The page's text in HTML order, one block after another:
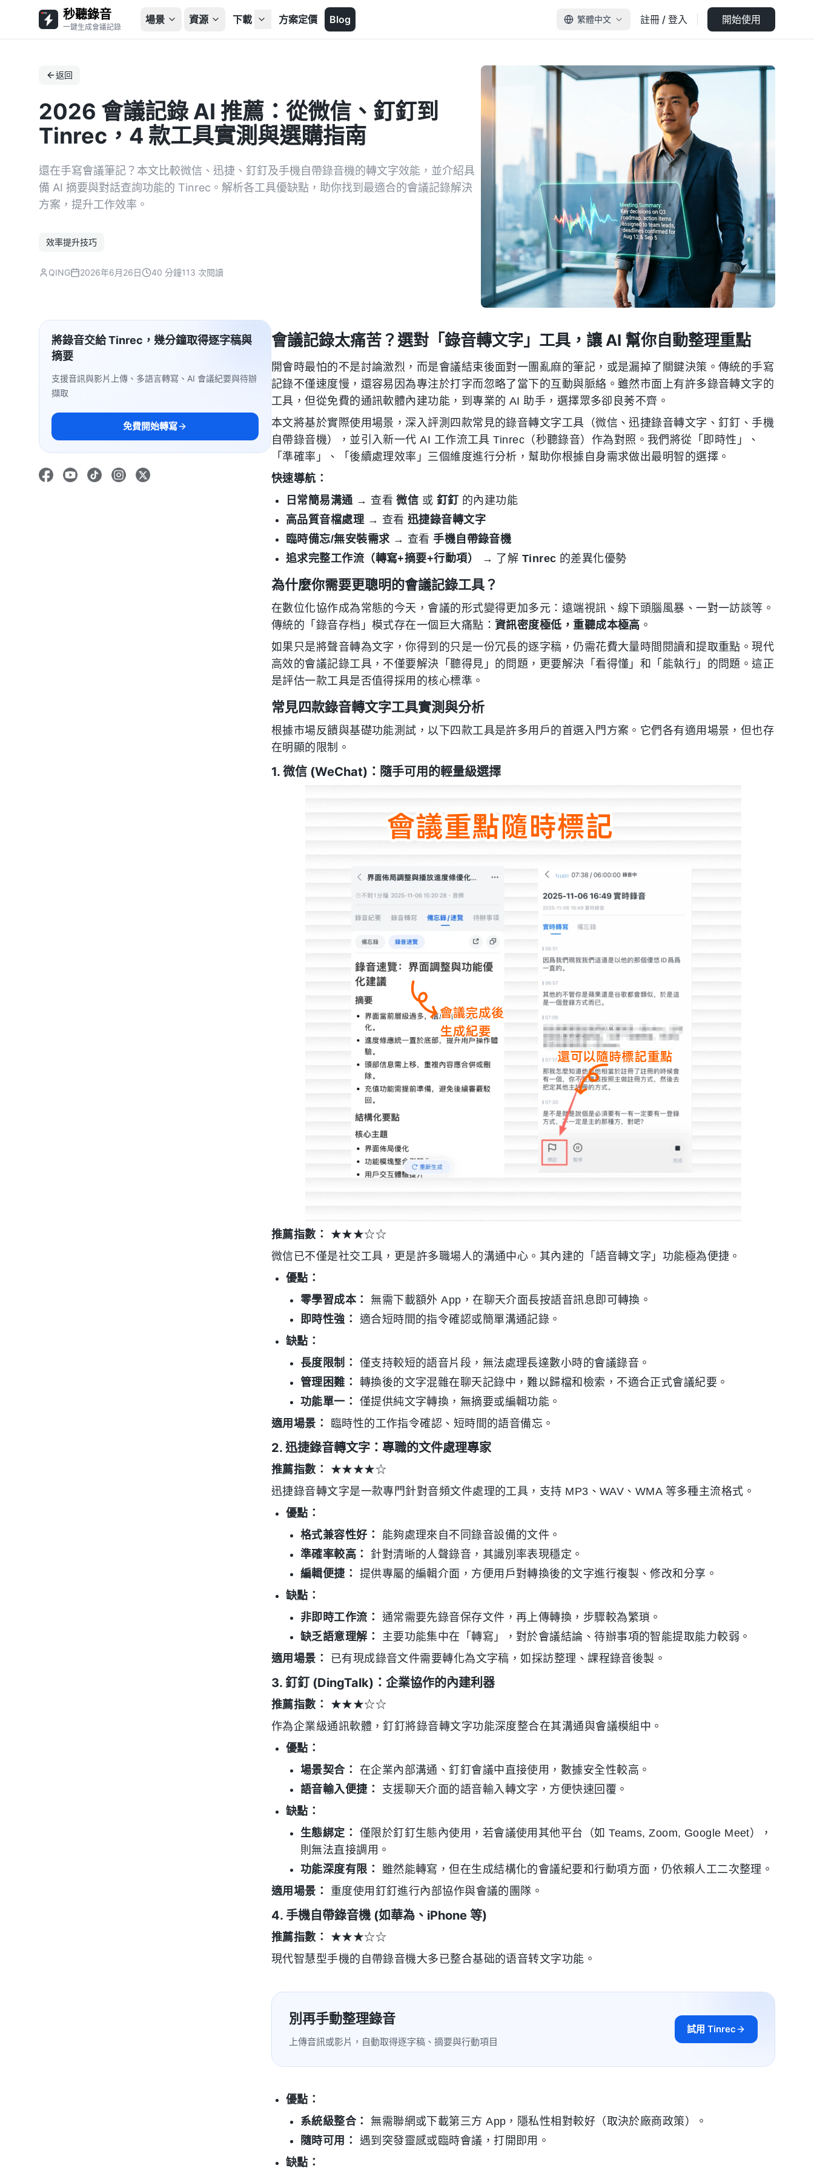
秒聽錄音
一鍵生成會議記錄
場景 資源 下載 方案定價 Blog 繁體中文 註冊 / 登入 開始使用
返回
2026 會議記錄 AI 推薦：從微信、釘釘到
Tinrec，4 款工具實測與選購指南
還在手寫會議筆記？本文比較微信、迅捷、釘釘及手機自帶錄音機的轉文字效能，並介紹具
備 AI 摘要與對話查詢功能的 Tinrec。解析各工具優缺點，助你找到最適合的會議記錄解決
方案，提升工作效率。
效率提升技巧
QING 2026年6月26日 40 分鐘113 次閱讀
將錄音交給 Tinrec，幾分鐘取得逐字稿與
摘要
支援音訊與影片上傳、多語言轉寫、AI 會議紀要與待辦
擷取
免費開始轉寫
會議記錄太痛苦？選對「錄音轉文字」工具，讓 AI 幫你自動整理重點
開會時最怕的不是討論激烈，而是會議結束後面對一團亂麻的筆記，或是漏掉了關鍵決策。傳統的手寫
記錄不僅速度慢，還容易因為專注於打字而忽略了當下的互動與脈絡。雖然市面上有許多錄音轉文字的
工具，但從免費的通訊軟體內建功能，到專業的 AI 助手，選擇眾多卻良莠不齊。
本文將基於實際使用場景，深入評測四款常見的錄音轉文字工具（微信、迅捷錄音轉文字、釘釘、手機
自帶錄音機），並引入新一代 AI 工作流工具 Tinrec（秒聽錄音）作為對照。我們將從「即時性」、
「準確率」、「後續處理效率」三個維度進行分析，幫助你根據自身需求做出最明智的選擇。
快速導航：
日常簡易溝通→ 查看微信 或 釘釘 的內建功能
高品質音檔處理→ 查看 迅捷錄音轉文字
臨時備忘/無安裝需求→ 查看手機自帶錄音機
追求完整工作流（轉寫+摘要+行動項）
→ 了解 Tinrec 的差異化優勢
為什麼你需要更聰明的會議記錄工具？
在數位化協作成為常態的今天，會議的形式變得更加多元：遠端視訊、線下頭腦風暴、一對一訪談等。
傳統的「錄音存档」模式存在一個巨大痛點：資訊密度極低，重聽成本極高 。
如果只是將聲音轉為文字，你得到的只是一份冗長的逐字稿，仍需花費大量時間閱讀和提取重點。現代
高效的會議記錄工具，不僅要解決「聽得見」的問題，更要解決「看得懂」和「能執行」的問題。這正
是評估一款工具是否值得採用的核心標準。
常見四款錄音轉文字工具實測與分析
根據市場反饋與基礎功能測試，以下四款工具是許多用戶的首選入門方案。它們各有適用場景，但也存
在明顯的限制。
1. 微信 (WeChat)：隨手可用的輕量級選擇
推薦指數：
★★★☆☆
微信已不僅是社交工具，更是許多職場人的溝通中心。其內建的「語音轉文字」功能極為便捷。
優點：
零學習成本：
無需下載額外 App，在聊天介面長按語音訊息即可轉換。
即時性強：
適合短時間的指令確認或簡單溝通記錄。
缺點：
長度限制：
僅支持較短的語音片段，無法處理長達數小時的會議錄音。
管理困難：
轉換後的文字混雜在聊天記錄中，難以歸檔和檢索，不適合正式會議紀要。
功能單一：
僅提供純文字轉換，無摘要或編輯功能。
適用場景：
臨時性的工作指令確認、短時間的語音備忘。
2. 迅捷錄音轉文字：專職的文件處理專家
推薦指數：
★★★★☆
迅捷錄音轉文字是一款專門針對音頻文件處理的工具，支持 MP3、WAV、WMA 等多種主流格式。
優點：
格式兼容性好：
能夠處理來自不同錄音設備的文件。
準確率較高：
針對清晰的人聲錄音，其識別率表現穩定。
編輯便捷：
提供專屬的編輯介面，方便用戶對轉換後的文字進行複製、修改和分享。
缺點：
非即時工作流：
通常需要先錄音保存文件，再上傳轉換，步驟較為繁瑣。
缺乏語意理解：
主要功能集中在「轉寫」，對於會議結論、待辦事項的智能提取能力較弱。
適用場景：
已有現成錄音文件需要轉化為文字稿，如採訪整理、課程錄音後製。
3. 釘釘 (DingTalk)：企業協作的內建利器
推薦指數：
★★★☆☆
作為企業級通訊軟體，釘釘將錄音轉文字功能深度整合在其溝通與會議模組中。
優點：
場景契合：
在企業內部溝通、釘釘會議中直接使用，數據安全性較高。
語音輸入便捷：
支援聊天介面的語音輸入轉文字，方便快速回覆。
缺點：
生態綁定：
僅限於釘釘生態內使用，若會議使用其他平台（如 Teams, Zoom, Google Meet），
則無法直接調用。
功能深度有限：
雖然能轉寫，但在生成結構化的會議紀要和行動項方面，仍依賴人工二次整理。
適用場景：
重度使用釘釘進行內部協作與會議的團隊。
4. 手機自帶錄音機 (如華為、iPhone 等)
推薦指數：
★★★☆☆
現代智慧型手機的自帶錄音機大多已整合基础的语音转文字功能。
別再手動整理錄音
上傳音訊或影片，自動取得逐字稿、摘要與行動項目
試用 Tinrec
優點：
系統級整合：
無需聯網或下載第三方 App，隱私性相對較好（取決於廠商政策）。
隨時可用：
遇到突發靈感或臨時會議，打開即用。
缺點：